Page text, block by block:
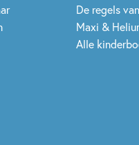
De regels
Maxi &
Alle